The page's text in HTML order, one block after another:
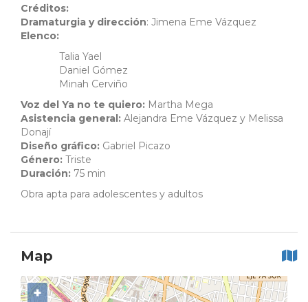
Créditos:
Dramaturgia y dirección: Jimena Eme Vázquez
Elenco:
Talia Yael
Daniel Gómez
Minah Cerviño
Voz del Ya no te quiero: Martha Mega
Asistencia general: Alejandra Eme Vázquez y Melissa
Donají
Diseño gráfico: Gabriel Picazo
Género: Triste
Duración: 75 min
Obra apta para adolescentes y adultos
Map
+